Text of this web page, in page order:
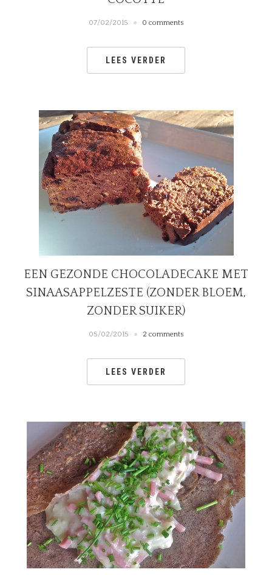
07/02/2015 0 comments
LEES VERDER
EEN GEZONDE CHOCOLADECAKE MET
SINAASAPPELZESTE (ZONDER BLOEM,
ZONDER SUIKER)
05/02/2015 2 comments
LEES VERDER